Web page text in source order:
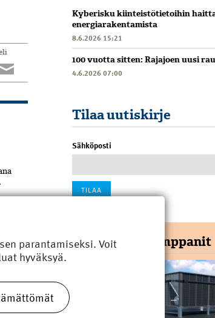
Kyberisku kiinteistötietoihin
energiarakentamista
8.6.2026 15:21
100 vuotta sitten: Rajajoen uusi
4.6.2026 07:00
Tilaa uutiskirje
Sähköposti
Yhteistyökumppanit
parantamiseksi. Voit
hyväksyä.